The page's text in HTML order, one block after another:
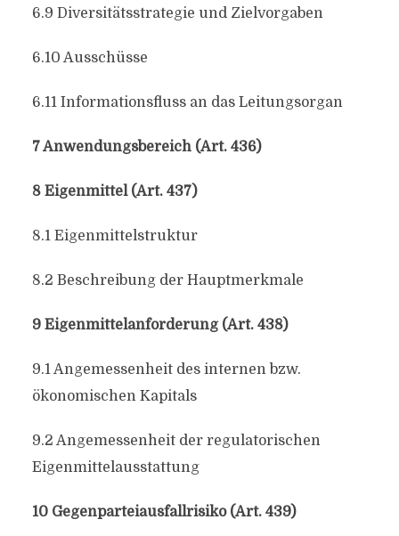
6.9 Diversitätsstrategie und Zielvorgaben
6.10 Ausschüsse
6.11 Informationsfluss an das Leitungsorgan
7 Anwendungsbereich (Art. 436)
8 Eigenmittel (Art. 437)
8.1 Eigenmittelstruktur
8.2 Beschreibung der Hauptmerkmale
9 Eigenmittelanforderung (Art. 438)
9.1 Angemessenheit des internen bzw.
ökonomischen Kapitals
9.2 Angemessenheit der regulatorischen
Eigenmittelausstattung
10 Gegenparteiausfallrisiko (Art. 439)